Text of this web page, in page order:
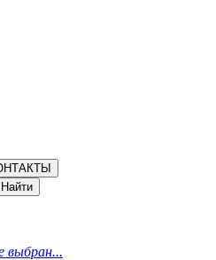
Найти
выбран...